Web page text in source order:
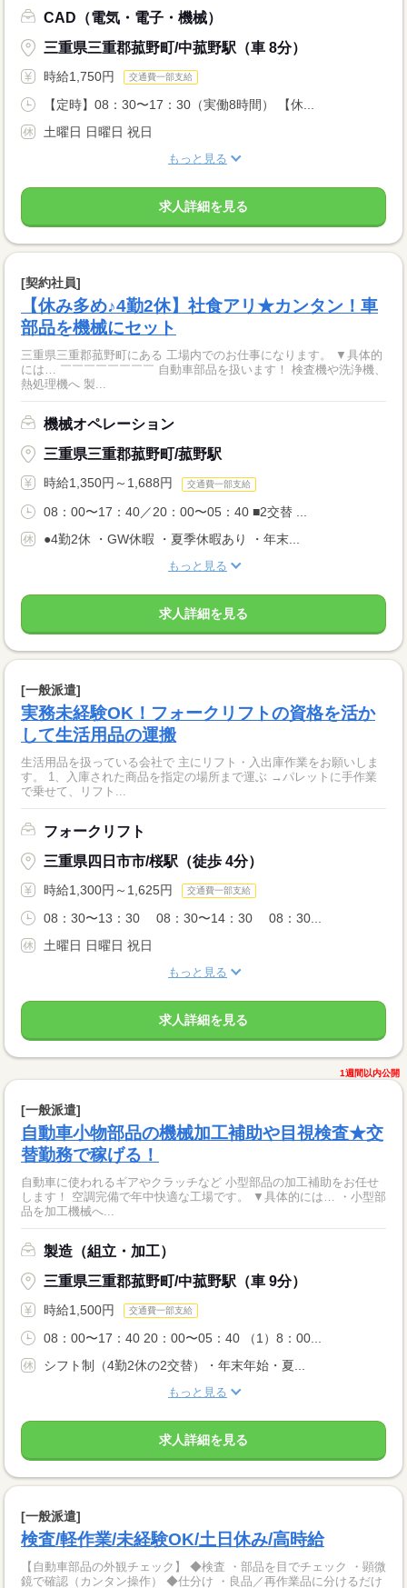
CAD（電気・電子・機械）
三重県三重郡菰野町/中菰野駅（車 8分）
時給1,750円 交通費一部支給
【定時】08：30〜17：30（実働8時間） 【休...
土曜日 日曜日 祝日
もっと見る
求人詳細を見る
[契約社員]
【休み多め♪4勤2休】社食アリ★カンタン！車
部品を機械にセット
三重県三重郡菰野町にある 工場内でのお仕事になります。 ▼具体的
には… ￣￣￣￣￣￣￣￣ 自動車部品を扱います！ 検査機や洗浄機、
熱処理機へ 製...
機械オペレーション
三重県三重郡菰野町/菰野駅
時給1,350円～1,688円 交通費一部支給
08：00〜17：40／20：00〜05：40 ■2交替 ...
●4勤2休 ・GW休暇 ・夏季休暇あり ・年末...
もっと見る
求人詳細を見る
[一般派遣]
実務未経験OK！フォークリフトの資格を活か
して生活用品の運搬
生活用品を扱っている会社で 主にリフト・入出庫作業をお願いしま
す。 1、入庫された商品を指定の場所まで運ぶ →パレットに手作業
で乗せて、リフト...
フォークリフト
三重県四日市市/桜駅（徒歩 4分）
時給1,300円～1,625円 交通費一部支給
08：30〜13：30 08：30〜14：30 08：30...
土曜日 日曜日 祝日
もっと見る
求人詳細を見る
1週間以内公開
[一般派遣]
自動車小物部品の機械加工補助や目視検査★交
替勤務で稼げる！
自動車に使われるギアやクラッチなど 小型部品の加工補助をお任せ
します！ 空調完備で年中快適な工場です。 ▼具体的には… ・小型部
品を加工機械へ...
製造（組立・加工）
三重県三重郡菰野町/中菰野駅（車 9分）
時給1,500円 交通費一部支給
08：00〜17：40 20：00〜05：40 （1）8：00...
シフト制（4勤2休の2交替）・年末年始・夏...
もっと見る
求人詳細を見る
[一般派遣]
検査/軽作業/未経験OK/土日休み/高時給
【自動車部品の外観チェック】 ◆検査 ・部品を目でチェック ・顕微
鏡で確認（カンタン操作） ◆仕分け ・良品／再作業品に分けるだけ